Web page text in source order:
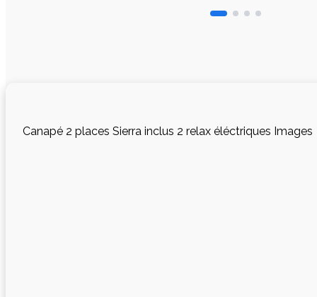
Canapé 2 places Sierra inclus 2 relax éléctriques Images